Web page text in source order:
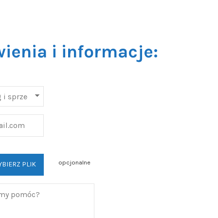
i informacje:
PLIK opcjonalne